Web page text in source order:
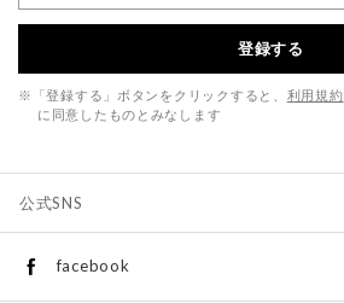
登録する
※「登録する」ボタンをクリックすると、 利用規約
に同意したものとみなします
公式SNS
facebook